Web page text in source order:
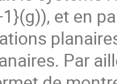
et en
Par